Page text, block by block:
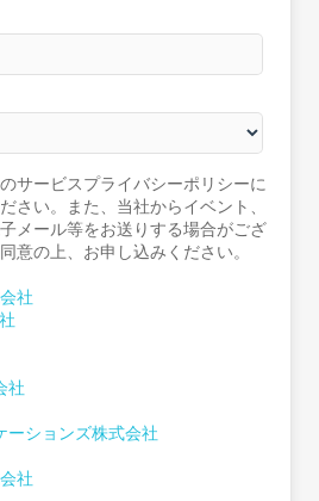
サービスプライバシーポリシーに
さい。また、当社からイベント、
メール等をお送りする場合がござ
意の上、お申し込みください。
社
社
ーションズ株式会社
社